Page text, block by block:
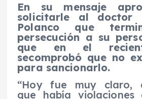
En su mensaje
solicitarle al doctor
Polanco que
persecución a su
que en el
secomprobó que no
para sancionarlo.
“Hoy fue muy claro,
que había violaciones